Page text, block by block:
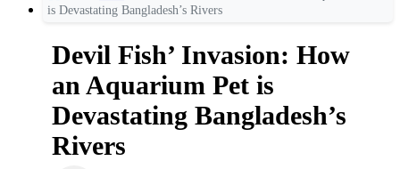
is Devastating Bangladesh’s Rivers
Devil Fish’ Invasion: How
an Aquarium Pet is
Devastating Bangladesh’s
Rivers